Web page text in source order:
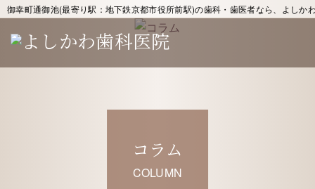
御幸町通御池(最寄り駅：地下鉄京都市役所前駅)の歯科・歯医者なら、よしか
コラム
COLUMN